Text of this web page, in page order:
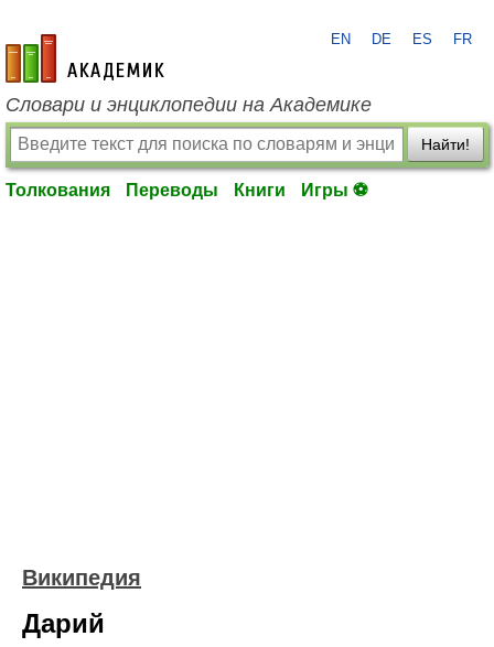
academic.ru
EN DE ES FR
Словари и энциклопедии на Академике
Найти!
Толкования Переводы Книги Игры ⚽
Википедия
Дарий